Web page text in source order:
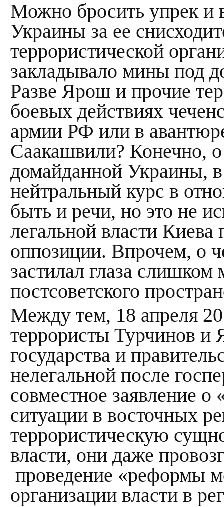
Можно бросить упрек и
Украины за ее
террористической
закладывало мины под
Разве Ярош и прочие
боевых действиях
армии РФ или в
Саакашвили? Конечно,
домайданной Украины,
нейтральный курс в
быть и речи, но это не
легальной власти
оппозиции. Впрочем, о
застилал глаза
постсоветского
Между тем, 18 апреля
террористы Турчинов и
государства и
нелегальной после
совместное заявление о
ситуации в восточных
террористическую
власти, они даже
проведение «реформы
организации власти в